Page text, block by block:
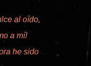
al oído,
a mí!
he sido